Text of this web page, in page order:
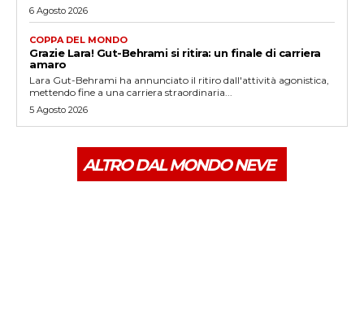
6 Agosto 2026
COPPA DEL MONDO
Grazie Lara! Gut-Behrami si ritira: un finale di carriera
amaro
Lara Gut-Behrami ha annunciato il ritiro dall'attività agonistica,
mettendo fine a una carriera straordinaria...
5 Agosto 2026
ALTRO DAL MONDO NEVE